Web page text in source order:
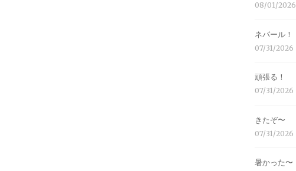
08/01/2026
ネパール！
07/31/2026
頑張る！
07/31/2026
きたぞ〜
07/31/2026
暑かった〜